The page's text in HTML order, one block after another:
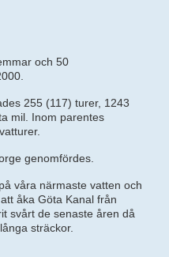
och 50
255 (117) turer, 1243
mil. Inom parentes
genomfördes.
våra närmaste vatten och
åka Göta Kanal från
svårt de senaste åren då
sträckor.